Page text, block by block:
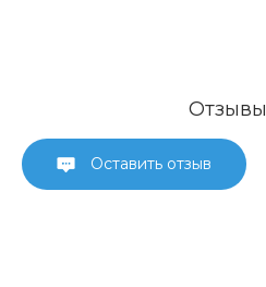
Отзывы
Оставить отзыв